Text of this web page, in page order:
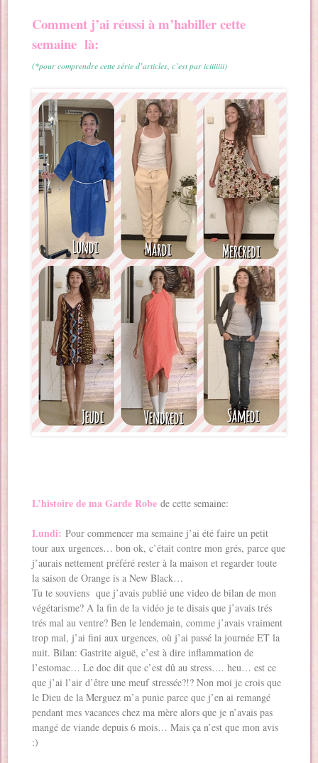
Comment j’ai réussi à m’habiller cette
semaine là:
(*pour comprendre cette série d’articles, c’est par iciiiiiii)
L’histoire de ma Garde Robe de cette semaine:
Lundi: Pour commencer ma semaine j’ai été faire un petit
tour aux urgences… bon ok, c’était contre mon grés, parce que
j’aurais nettement préféré rester à la maison et regarder toute
la saison de Orange is a New Black…
Tu te souviens que j’avais publié une video de bilan de mon
végétarisme? A la fin de la vidéo je te disais que j’avais trés
trés mal au ventre? Ben le lendemain, comme j’avais vraiment
trop mal, j’ai fini aux urgences, où j’ai passé la journée ET la
nuit. Bilan: Gastrite aiguë, c’est à dire inflammation de
l’estomac… Le doc dit que c’est dû au stress…. heu… est ce
que j’ai l’air d’être une meuf stressée?!? Non moi je crois que
le Dieu de la Merguez m’a punie parce que j’en ai remangé
pendant mes vacances chez ma mère alors que je n’avais pas
mangé de viande depuis 6 mois… Mais ça n’est que mon avis
:)